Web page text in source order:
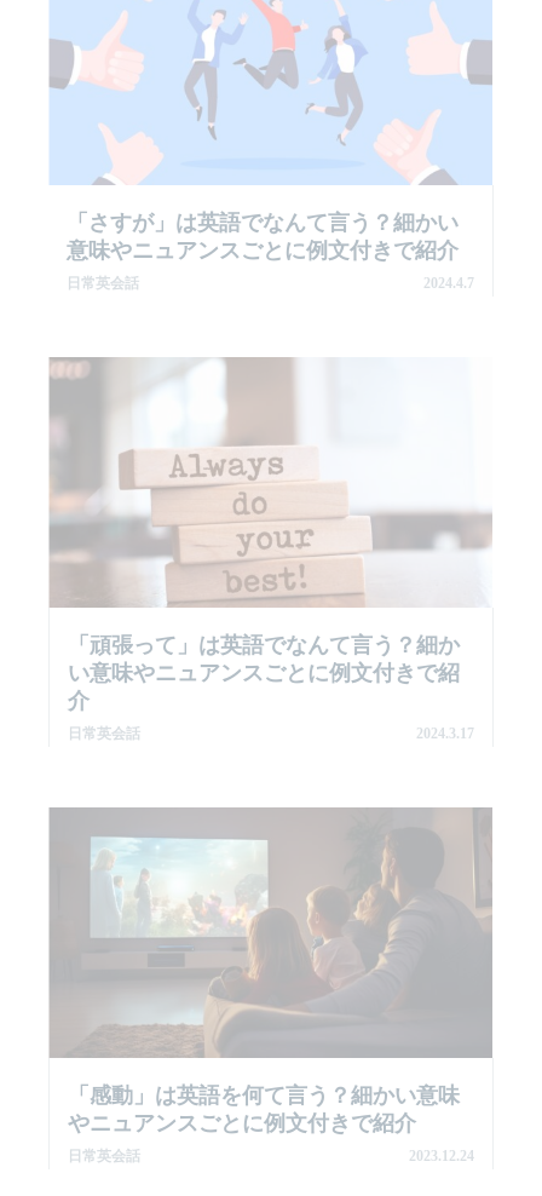
「さすが」は英語でなんて言う？細かい
意味やニュアンスごとに例文付きで紹介
日常英会話 2024.4.7
「頑張って」は英語でなんて言う？細か
い意味やニュアンスごとに例文付きで紹
介
日常英会話 2024.3.17
「感動」は英語を何て言う？細かい意味
やニュアンスごとに例文付きで紹介
日常英会話 2023.12.24